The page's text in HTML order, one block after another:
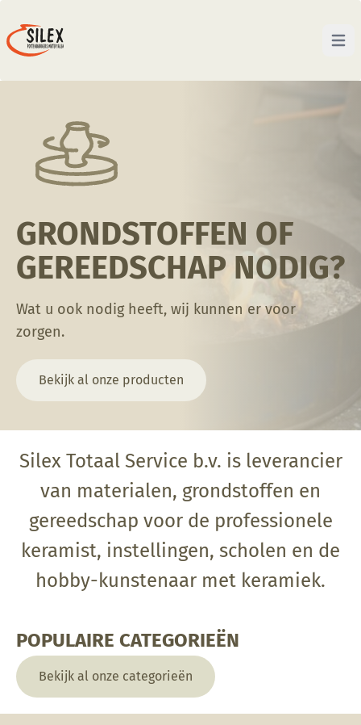
Open
GRONDSTOFFEN OF
GEREEDSCHAP NODIG?
Wat u ook nodig heeft, wij kunnen er voor
zorgen.
Bekijk al onze producten
Silex Totaal Service b.v. is leverancier
van materialen, grondstoffen en
gereedschap voor de professionele
keramist, instellingen, scholen en de
hobby-kunstenaar met keramiek.
POPULAIRE CATEGORIEËN
Bekijk al onze categorieën